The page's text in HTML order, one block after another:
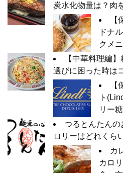
炭水化物量は？肉
ドナ
クメ
【中華料理編
選びに困った時は
ト
リー
つるとんたんの
ロリーはどれくら
カ
カロ